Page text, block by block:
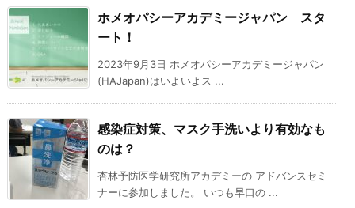
ホメオパシーアカデミージャパン スタ
ート！
2023年9月3日 ホメオパシーアカデミージャパン
(HAJapan)はいよいよス ...
感染症対策、マスク手洗いより有効なも
のは？
杏林予防医学研究所アカデミーの アドバンスセミ
ナーに参加しました。 いつも早口の ...